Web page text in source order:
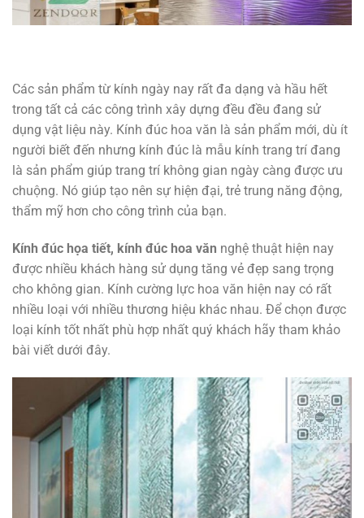
Các sản phẩm từ kính ngày nay rất đa dạng và hầu hết
trong tất cả các công trình xây dựng đều đều đang sử
dụng vật liệu này. Kính đúc hoa văn là sản phẩm mới, dù ít
người biết đến nhưng kính đúc là mẫu kính trang trí đang
là sản phẩm giúp trang trí không gian ngày càng được ưu
chuộng. Nó giúp tạo nên sự hiện đại, trẻ trung năng động,
thẩm mỹ hơn cho công trình của bạn.
Kính đúc họa tiết, kính đúc hoa văn nghệ thuật hiện nay
được nhiều khách hàng sử dụng tăng vẻ đẹp sang trọng
cho không gian. Kính cường lực hoa văn hiện nay có rất
nhiều loại với nhiều thương hiệu khác nhau. Để chọn được
loại kính tốt nhất phù hợp nhất quý khách hãy tham khảo
bài viết dưới đây.